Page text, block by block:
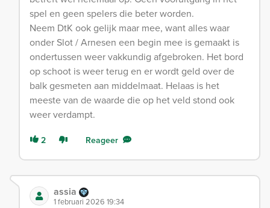
spel en geen spelers die beter worden.
Neem DtK ook gelijk maar mee, want alles waar
onder Slot / Arnesen een begin mee is gemaakt is
ondertussen weer vakkundig afgebroken. Het bord
op schoot is weer terug en er wordt geld over de
balk gesmeten aan middelmaat. Helaas is het
meeste van de waarde die op het veld stond ook
weer verdampt.
2 Reageer
assia
1 februari 2026 19:34